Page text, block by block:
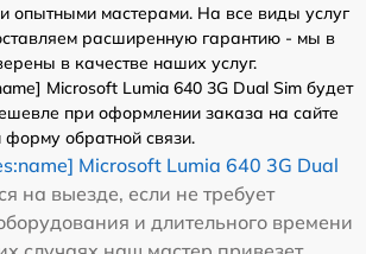
опытными мастерами. На все виды услуг
расширенную гарантию - мы в
в качестве наших услуг.
Microsoft Lumia 640 3G Dual Sim будет
при оформлении заказа на сайте
форму обратной связи.
Microsoft Lumia 640 3G Dual
на выезде, если не требует
и длительного времени